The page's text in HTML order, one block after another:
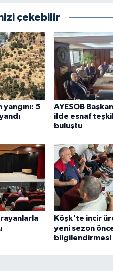
çekebilir
5
AYESOB
ilde esnaf
buluştu
Köşk'te incir
yeni sezon
bilgilendirmesi